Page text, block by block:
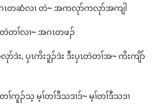
ၤ​တဆံ​လၢ တဲ~အ​ကလုာ်​ကလုာ်​အ​ကျါ
တၢ်​လၢ~အဂၤ​တဖၣ်
ဒဲး, ပှၤ​ကိးဒူၣ်​ဒဲး ဒီး​ပှၤ​တဲ​တၢ်​အ~ကိး​ကျိာ်​
တၢ်​ကူၣ်သ့ မ့ၢ်​တၢ်​ဒီသဒၢ​ဒ်~မ့ၢ်​တၢ်​ဒီသဒၢ